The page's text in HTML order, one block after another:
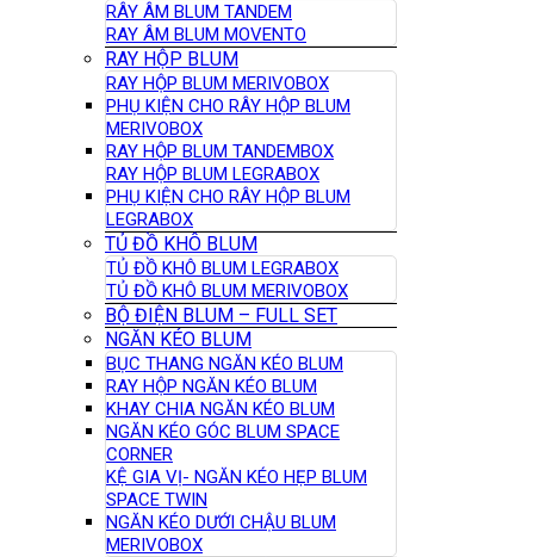
RÂY ÂM BLUM TANDEM
RAY ÂM BLUM MOVENTO
RAY HỘP BLUM
RAY HỘP BLUM MERIVOBOX
PHỤ KIỆN CHO RÂY HỘP BLUM
MERIVOBOX
RAY HỘP BLUM TANDEMBOX
RAY HỘP BLUM LEGRABOX
PHỤ KIỆN CHO RÂY HỘP BLUM
LEGRABOX
TỦ ĐỒ KHÔ BLUM
TỦ ĐỒ KHÔ BLUM LEGRABOX
TỦ ĐỒ KHÔ BLUM MERIVOBOX
BỘ ĐIỆN BLUM – FULL SET
NGĂN KÉO BLUM
BỤC THANG NGĂN KÉO BLUM
RAY HỘP NGĂN KÉO BLUM
KHAY CHIA NGĂN KÉO BLUM
NGĂN KÉO GÓC BLUM SPACE
CORNER
KỆ GIA VỊ- NGĂN KÉO HẸP BLUM
SPACE TWIN
NGĂN KÉO DƯỚI CHẬU BLUM
MERIVOBOX